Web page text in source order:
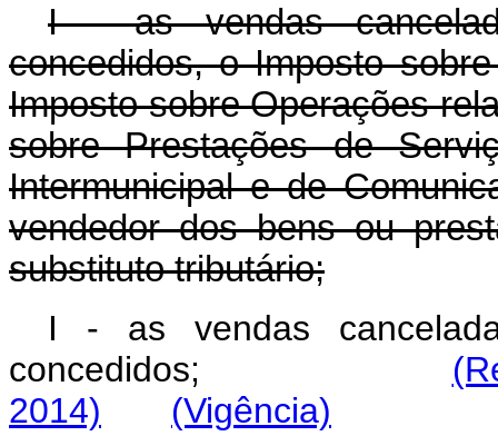
I - as vendas
concedidos, o Imposto
Imposto sobre Operações
sobre Prestações de
Intermunicipal e de
vendedor dos bens ou
substituto tributário;
I - as vendas
concedidos;
2014)
(Vigência)